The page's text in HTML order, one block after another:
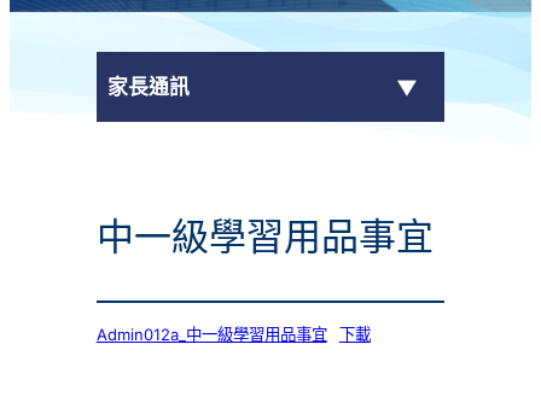
家長通訊
學校通告
中一級學習用品事宜
Admin012a_中一級學習用品事宜 下載